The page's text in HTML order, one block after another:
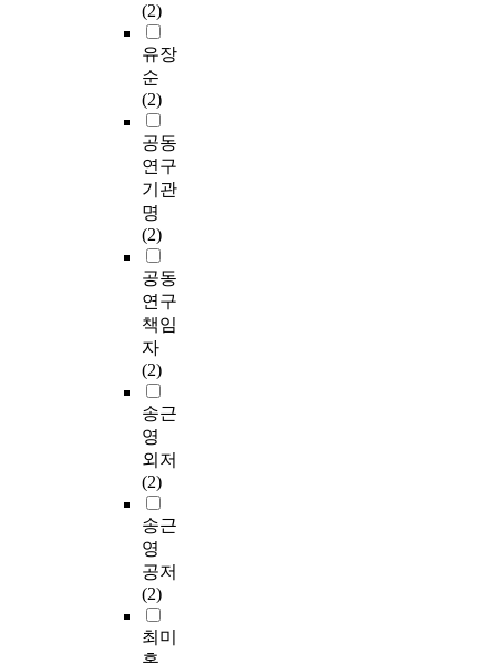
(2)
유장
순
(2)
공동
연구
기관
명
(2)
공동
연구
책임
자
(2)
송근
영
외저
(2)
송근
영
공저
(2)
최미